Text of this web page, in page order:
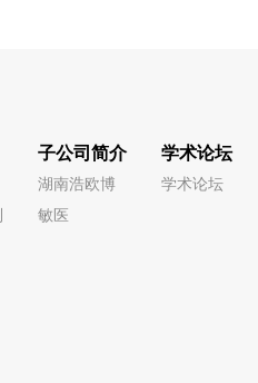
子公司简介
湖南浩欧博
敏医
学术论坛
学术论坛